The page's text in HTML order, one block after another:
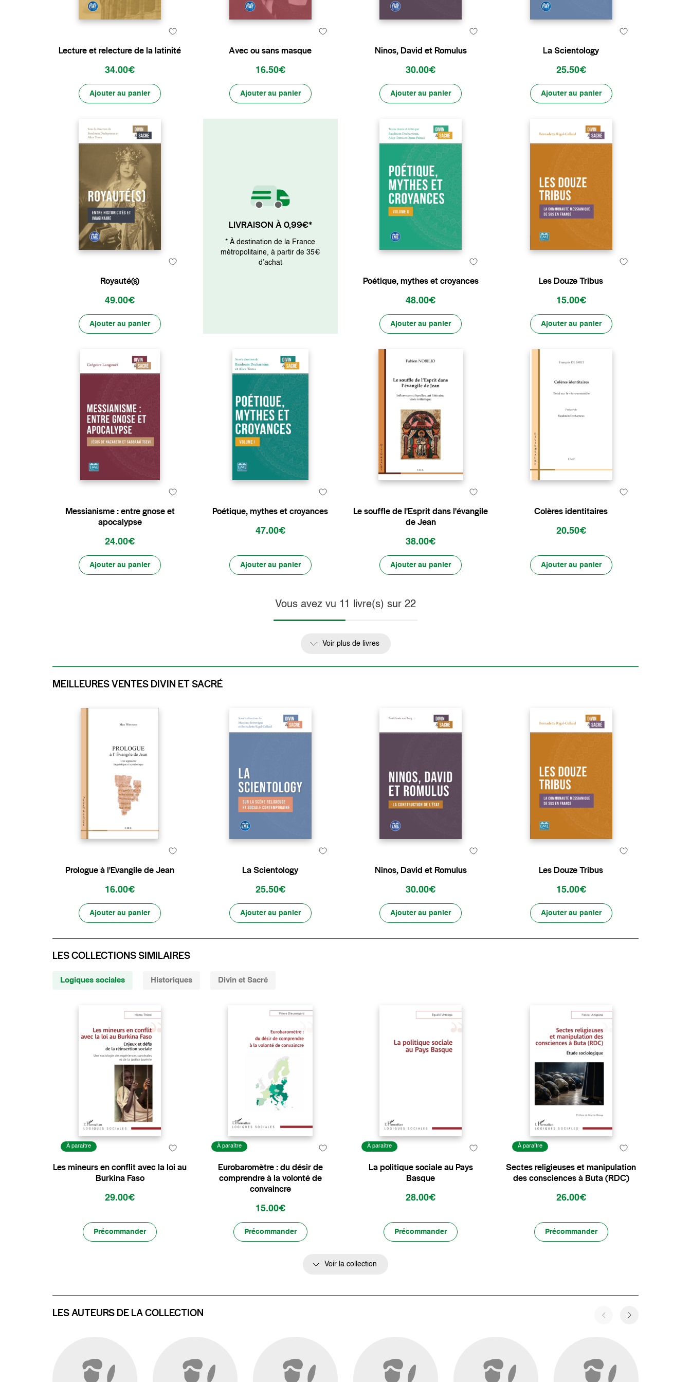
Lecture et relecture de la latinité
34.00€
Ajouter au panier
Avec ou sans masque
16.50€
Ajouter au panier
Ninos, David et Romulus
30.00€
Ajouter au panier
La Scientology
25.50€
Ajouter au panier
Royauté(s)
49.00€
Ajouter au panier
LIVRAISON À 0,99€*
* À destination de la France
métropolitaine, à partir de 35€
d’achat
Poétique, mythes et croyances
48.00€
Ajouter au panier
Les Douze Tribus
15.00€
Ajouter au panier
Messianisme : entre gnose et
apocalypse
24.00€
Ajouter au panier
Poétique, mythes et croyances
47.00€
Ajouter au panier
Le souffle de l'Esprit dans l'évangile
de Jean
38.00€
Ajouter au panier
Colères identitaires
20.50€
Ajouter au panier
Vous avez vu 11 livre(s) sur 22
Voir plus de livres
MEILLEURES VENTES DIVIN ET SACRÉ
Prologue à l'Evangile de Jean
16.00€
Ajouter au panier
La Scientology
25.50€
Ajouter au panier
Ninos, David et Romulus
30.00€
Ajouter au panier
Les Douze Tribus
15.00€
Ajouter au panier
LES COLLECTIONS SIMILAIRES
Logiques sociales Historiques Divin et Sacré
À paraître
Les mineurs en conflit avec la loi au
Burkina Faso
29.00€
Précommander
À paraître
Eurobaromètre : du désir de
comprendre à la volonté de
convaincre
15.00€
Précommander
À paraître
La politique sociale au Pays
Basque
28.00€
Précommander
À paraître
Sectes religieuses et manipulation
des consciences à Buta (RDC)
26.00€
Précommander
Voir la collection
LES AUTEURS DE LA COLLECTION